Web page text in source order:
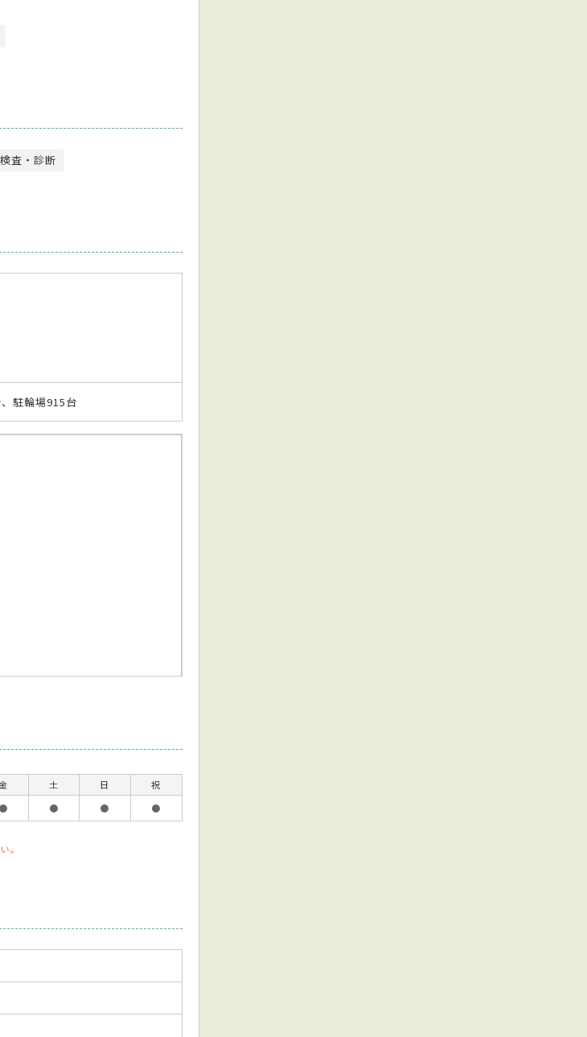
査・診断
駐輪場915台
土 日
祝
● ● ● ●
。